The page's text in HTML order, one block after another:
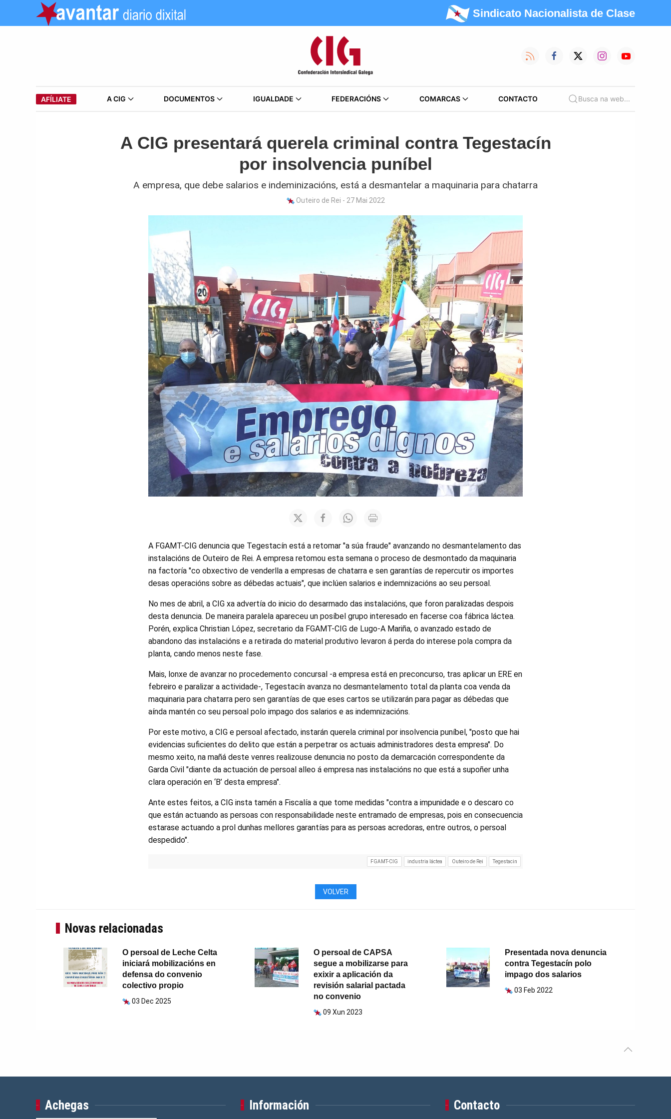
Sindicato Nacionalista de Clase
AFÍLIATE A CIG DOCUMENTOS IGUALDADE FEDERACIÓNS COMARCAS CONTACTO Busca na web...
A CIG presentará querela criminal contra Tegestacín
por insolvencia puníbel
A empresa, que debe salarios e indeminizacións, está a desmantelar a maquinaria para chatarra
Outeiro de Rei - 27 Mai 2022
A FGAMT-CIG denuncia que Tegestacín está a retomar "a súa fraude" avanzando no desmantelamento das
instalacións de Outeiro de Rei. A empresa retomou esta semana o proceso de desmontado da maquinaria
na factoría "co obxectivo de venderlla a empresas de chatarra e sen garantías de repercutir os importes
desas operacións sobre as débedas actuais", que inclúen salarios e indemnizacións ao seu persoal.
No mes de abril, a CIG xa advertía do inicio do desarmado das instalacións, que foron paralizadas despois
desta denuncia. De maneira paralela apareceu un posíbel grupo interesado en facerse coa fábrica láctea.
Porén, explica Christian López, secretario da FGAMT-CIG de Lugo-A Mariña, o avanzado estado de
abandono das instalacións e a retirada do material produtivo levaron á perda do interese pola compra da
planta, cando menos neste fase.
Mais, lonxe de avanzar no procedemento concursal -a empresa está en preconcurso, tras aplicar un ERE en
febreiro e paralizar a actividade-, Tegestacín avanza no desmantelamento total da planta coa venda da
maquinaria para chatarra pero sen garantías de que eses cartos se utilizarán para pagar as débedas que
aínda mantén co seu persoal polo impago dos salarios e as indemnizacións.
Por este motivo, a CIG e persoal afectado, instarán querela criminal por insolvencia puníbel, "posto que hai
evidencias suficientes do delito que están a perpetrar os actuais administradores desta empresa". Do
mesmo xeito, na mañá deste venres realizouse denuncia no posto da demarcación correspondente da
Garda Civil "diante da actuación de persoal alleo á empresa nas instalacións no que está a supoñer unha
clara operación en ‘B’ desta empresa".
Ante estes feitos, a CIG insta tamén a Fiscalía a que tome medidas "contra a impunidade e o descaro co
que están actuando as persoas con responsabilidade neste entramado de empresas, pois en consecuencia
estarase actuando a prol dunhas mellores garantías para as persoas acredoras, entre outros, o persoal
despedido".
FGAMT-CIG industria láctea Outeiro de Rei Tegestacin
VOLVER
Novas relacionadas
O persoal de Leche Celta
iniciará mobilizacións en
defensa do convenio
colectivo propio
03 Dec 2025
O persoal de CAPSA
segue a mobilizarse para
exixir a aplicación da
revisión salarial pactada
no convenio
09 Xun 2023
Presentada nova denuncia
contra Tegestacín polo
impago dos salarios
03 Feb 2022
Achegas Información Contacto